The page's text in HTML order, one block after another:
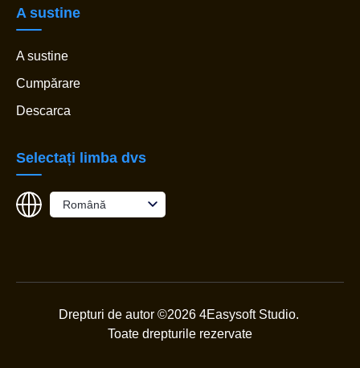
A sustine
A sustine
Cumpărare
Descarca
Selectați limba dvs
Română
Drepturi de autor ©2026 4Easysoft Studio.
Toate drepturile rezervate